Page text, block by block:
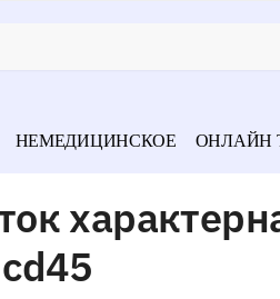
НЕМЕДИЦИНСКОЕ ОНЛАЙН